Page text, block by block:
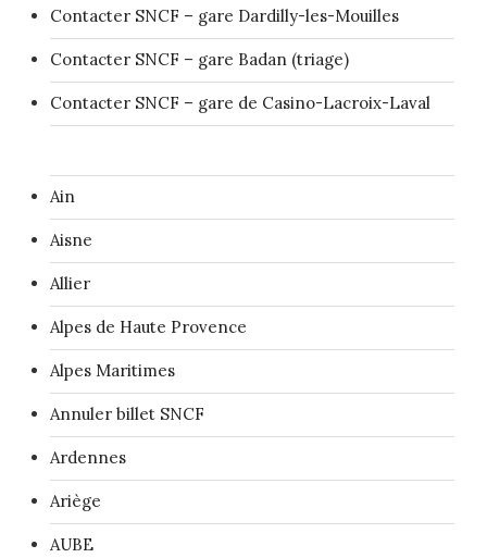
Contacter SNCF – gare Dardilly-les-Mouilles
Contacter SNCF – gare Badan (triage)
Contacter SNCF – gare de Casino-Lacroix-Laval
Ain
Aisne
Allier
Alpes de Haute Provence
Alpes Maritimes
Annuler billet SNCF
Ardennes
Ariège
AUBE